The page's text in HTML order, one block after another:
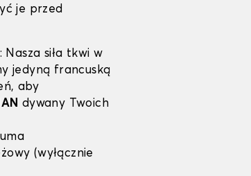
je przed
Nasza siła tkwi w
jedyną francuską
aby
dywany Twoich
(wyłącznie